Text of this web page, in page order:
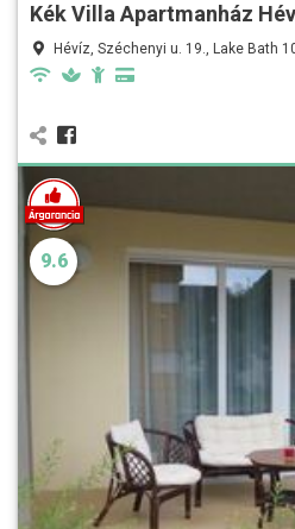
Kék Villa Apartmanház
Hévíz, Széchenyi u. 19., Lake Bath
9.6